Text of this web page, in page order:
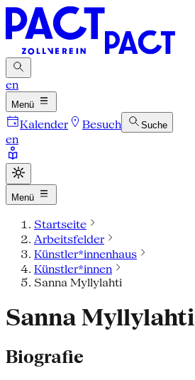
en
Menü
Kalender Besuch Suche
en
Menü
Startseite
Arbeitsfelder
Künstler*innenhaus
Künstler*innen
Sanna Myllylahti
Sanna Myllylahti
Biografie